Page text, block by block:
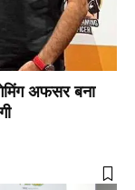
अफसर बना